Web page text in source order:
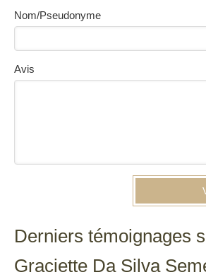
Nom/Pseudonyme
Avis
Derniers témoignages
Graciette Da Silva